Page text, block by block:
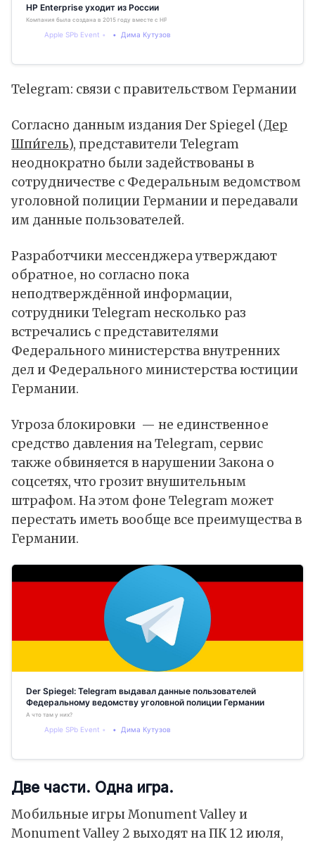
HP Enterprise уходит из России
Компания была создана в 2015 году вместе с HP Inc
Apple SPb Event Дима Кутузов
Telegram: связи с правительством Германии
Согласно данным издания Der Spiegel (Дер
Шпи́гель), представители Telegram
неоднократно были задействованы в
сотрудничестве с Федеральным ведомством
уголовной полиции Германии и передавали
им данные пользователей.
Разработчики мессенджера утверждают
обратное, но согласно пока
неподтверждённой информации,
сотрудники Telegram несколько раз
встречались с представителями
Федерального министерства внутренних
дел и Федерального министерства юстиции
Германии.
Угроза блокировки — не единственное
средство давления на Telegram, сервис
также обвиняется в нарушении Закона о
соцсетях, что грозит внушительным
штрафом. На этом фоне Telegram может
перестать иметь вообще все преимущества в
Германии.
Der Spiegel: Telegram выдавал данные пользователей
Федеральному ведомству уголовной полиции Германии
А что там у них?
Apple SPb Event Дима Кутузов
Две части. Одна игра.
Мобильные игры Monument Valley и
Monument Valley 2 выходят на ПК 12 июля,